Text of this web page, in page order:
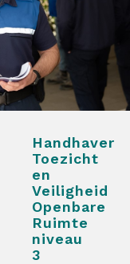
Handhaver
Toezicht
en
Veiligheid
Openbare
Ruimte
niveau
3